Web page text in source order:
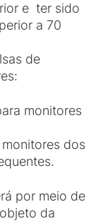
e ter sido
a 70
de
monitores
dos
por meio de
da